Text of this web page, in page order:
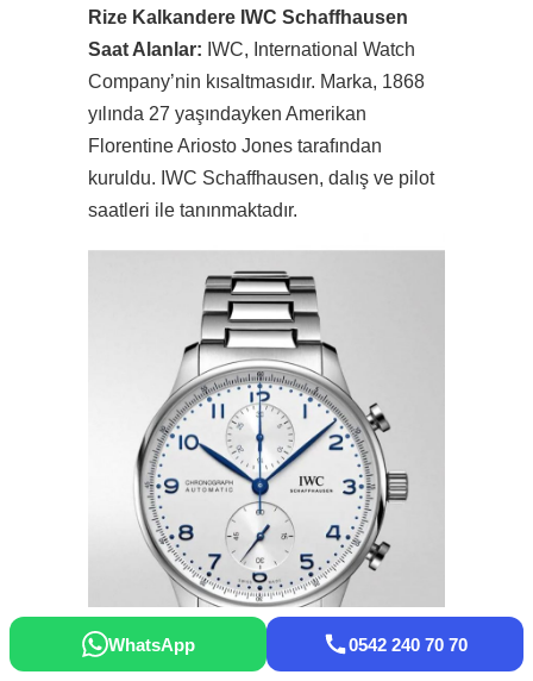
Rize Kalkandere IWC Schaffhausen
Saat Alanlar: IWC, International Watch
Company’nin kısaltmasıdır. Marka, 1868
yılında 27 yaşındayken Amerikan
Florentine Ariosto Jones tarafından
kuruldu. IWC Schaffhausen, dalış ve pilot
saatleri ile tanınmaktadır.
WhatsApp 0542 240 70 70